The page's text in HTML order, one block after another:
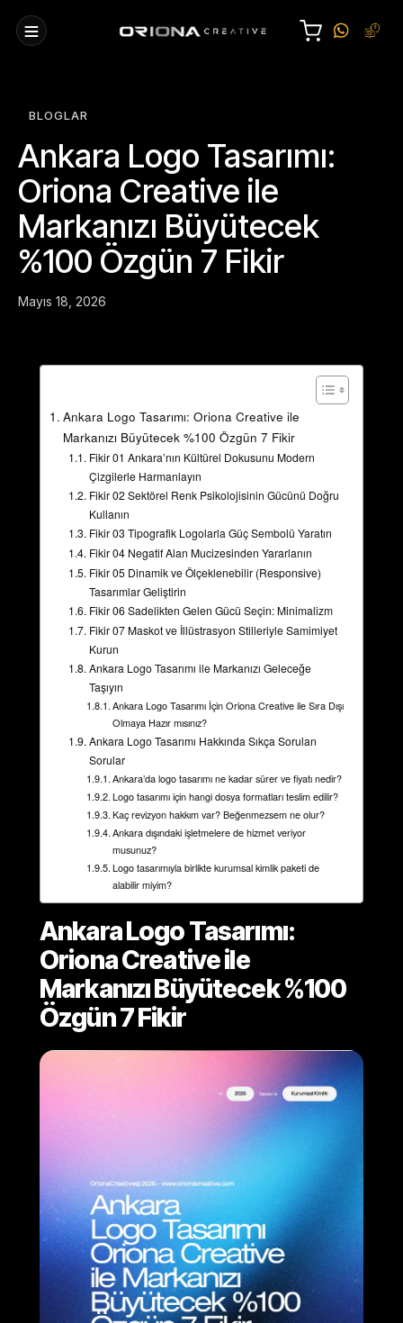
BLOGLAR
Ankara Logo Tasarımı:
Oriona Creative ile
Markanızı Büyütecek
%100 Özgün 7 Fikir
Mayıs 18, 2026
Ankara Logo Tasarımı: Oriona Creative ile
Markanızı Büyütecek %100 Özgün 7 Fikir
Fikir 01 Ankara’nın Kültürel Dokusunu Modern
Çizgilerle Harmanlayın
Fikir 02 Sektörel Renk Psikolojisinin Gücünü Doğru
Kullanın
Fikir 03 Tipografik Logolarla Güç Sembolü Yaratın
Fikir 04 Negatif Alan Mucizesinden Yararlanın
Fikir 05 Dinamik ve Ölçeklenebilir (Responsive)
Tasarımlar Geliştirin
Fikir 06 Sadelikten Gelen Gücü Seçin: Minimalizm
Fikir 07 Maskot ve İllüstrasyon Stilleriyle Samimiyet
Kurun
Ankara Logo Tasarımı ile Markanızı Geleceğe
Taşıyın
Ankara Logo Tasarımı İçin Oriona Creative ile Sıra Dışı
Olmaya Hazır mısınız?
Ankara Logo Tasarımı Hakkında Sıkça Sorulan
Sorular
Ankara’da logo tasarımı ne kadar sürer ve fiyatı nedir?
Logo tasarımı için hangi dosya formatları teslim edilir?
Kaç revizyon hakkım var? Beğenmezsem ne olur?
Ankara dışındaki işletmelere de hizmet veriyor
musunuz?
Logo tasarımıyla birlikte kurumsal kimlik paketi de
alabilir miyim?
Ankara Logo Tasarımı:
Oriona Creative ile
Markanızı Büyütecek %100
Özgün 7 Fikir